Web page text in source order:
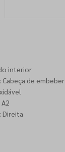
interior
Cabeça de embeber
Direita